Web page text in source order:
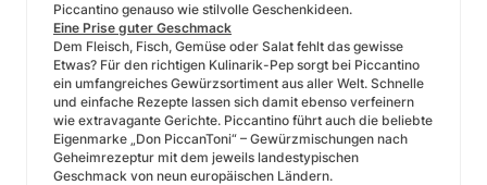
Piccantino genauso wie stilvolle Geschenkideen.
Eine Prise guter Geschmack
Dem Fleisch, Fisch, Gemüse oder Salat fehlt das gewisse
Etwas? Für den richtigen Kulinarik-Pep sorgt bei Piccantino
ein umfangreiches Gewürzsortiment aus aller Welt. Schnelle
und einfache Rezepte lassen sich damit ebenso verfeinern
wie extravagante Gerichte. Piccantino führt auch die beliebte
Eigenmarke „Don PiccanToni“ – Gewürzmischungen nach
Geheimrezeptur mit dem jeweils landestypischen
Geschmack von neun europäischen Ländern.